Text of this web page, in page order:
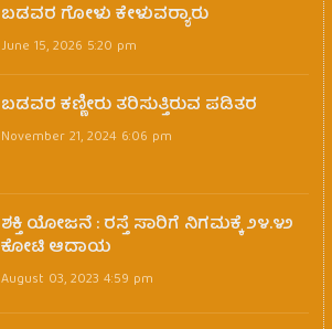
ಬಡವರ ಗೋಳು ಕೇಳುವರ‍್ಯಾರು
June 15, 2026 5:20 pm
ಬಡವರ ಕಣ್ಣೀರು ತರಿಸುತ್ತಿರುವ ಪಡಿತರ
November 21, 2024 6:06 pm
ಶಕ್ತಿ ಯೋಜನೆ : ರಸ್ತೆ ಸಾರಿಗೆ ನಿಗಮಕ್ಕೆ ೨೪.೪೨
ಕೋಟಿ ಆದಾಯ
August 03, 2023 4:59 pm